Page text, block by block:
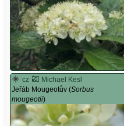
cz
Michael Kesl
Jeřáb Mougeotův (Sorbus
mougeotii)